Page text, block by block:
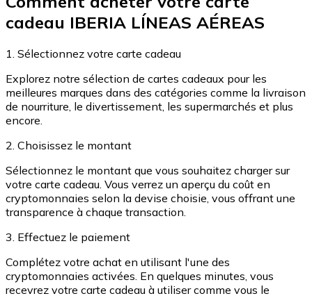
Achetez des cartes-cadeaux de vos marques
cadeau IBERIA LÍNEAS AÉREAS
1. Sélectionnez votre carte cadeau
Explorez notre sélection de cartes cadeaux pour les
meilleures marques dans des catégories comme la livraison
de nourriture, le divertissement, les supermarchés et plus
encore.
2. Choisissez le montant
Sélectionnez le montant que vous souhaitez charger sur
votre carte cadeau. Vous verrez un aperçu du coût en
cryptomonnaies selon la devise choisie, vous offrant une
transparence à chaque transaction.
3. Effectuez le paiement
Complétez votre achat en utilisant l'une des
cryptomonnaies activées. En quelques minutes, vous
recevrez votre carte cadeau à utiliser comme vous le